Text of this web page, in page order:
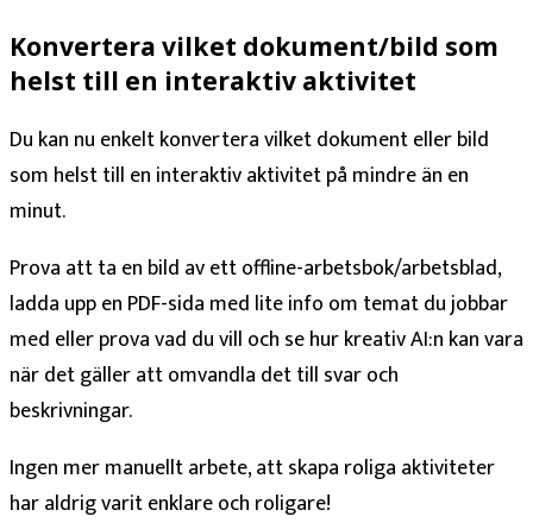
Konvertera vilket dokument/bild som
helst till en interaktiv aktivitet
Du kan nu enkelt konvertera vilket dokument eller bild
som helst till en interaktiv aktivitet på mindre än en
minut.
Prova att ta en bild av ett offline-arbetsbok/arbetsblad,
ladda upp en PDF-sida med lite info om temat du jobbar
med eller prova vad du vill och se hur kreativ AI:n kan vara
när det gäller att omvandla det till svar och
beskrivningar.
Ingen mer manuellt arbete, att skapa roliga aktiviteter
har aldrig varit enklare och roligare!